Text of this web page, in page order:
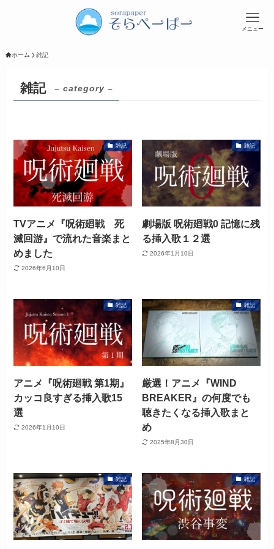
メニュー
ホーム 雑記
雑記 – category –
雑記
TVアニメ『呪術廻戦 死
滅回游』で流れた音楽まと
めました
2026年6月10日
雑記
劇場版 呪術廻戦0 記憶に残
る挿入歌１２選
2026年1月10日
雑記
アニメ『呪術廻戦 第1期』
カッコ良すぎる挿入歌15
選
2026年1月10日
雑記
厳選！アニメ『WIND
BREAKER』の何度でも
聴きたくなる挿入歌まと
め
2025年8月30日
雑記 雑記